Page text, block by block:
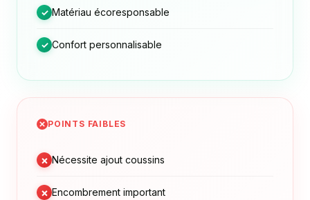
✓ Matériau écoresponsable
✓ Confort personnalisable
POINTS FAIBLES
× Nécessite ajout coussins
× Encombrement important